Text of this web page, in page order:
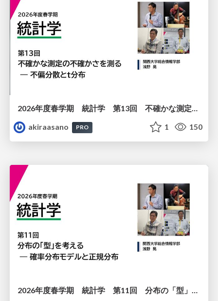
2026年度春学期 統計学 第13回 不確かな測定の不確かさを測る ― 不偏分散とt分布 (2026. 6. 25)
akiraasano
PRO 1 150
2026年度春学期 統計学 第11回 分布の「型」を考える － 確率分布モデルと正規分布 (2026. 6. 11)